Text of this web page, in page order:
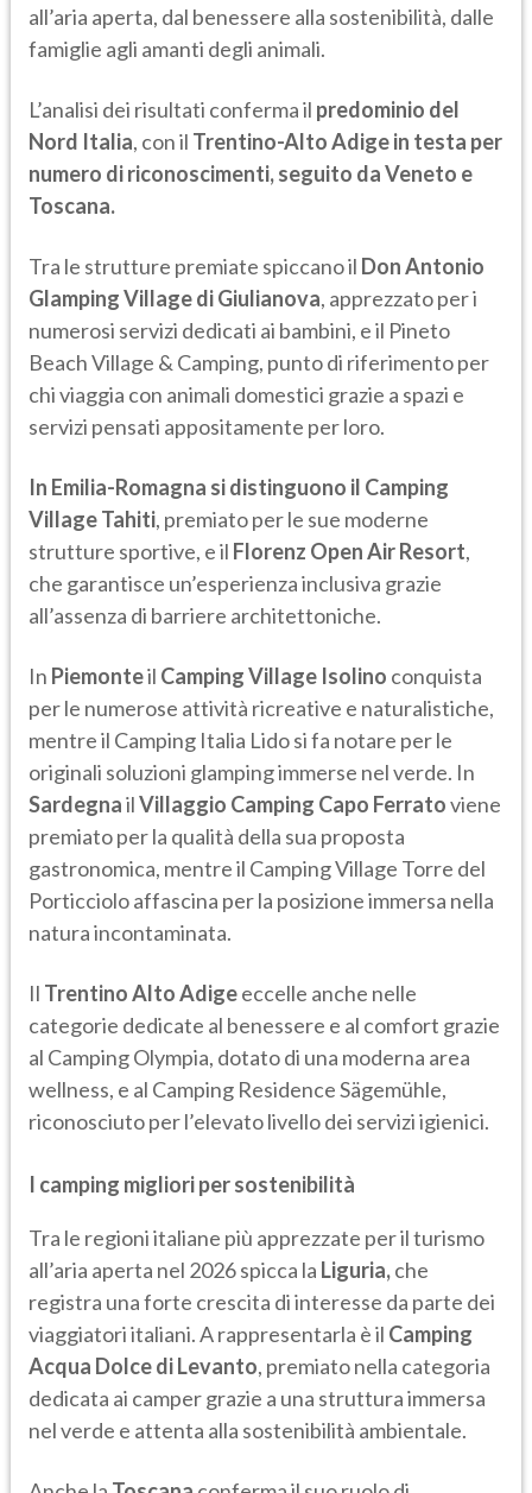
all’aria aperta, dal benessere alla sostenibilità, dalle
famiglie agli amanti degli animali.
L’analisi dei risultati conferma il predominio del
Nord Italia, con il Trentino-Alto Adige in testa per
numero di riconoscimenti, seguito da Veneto e
Toscana.
Tra le strutture premiate spiccano il Don Antonio
Glamping Village di Giulianova, apprezzato per i
numerosi servizi dedicati ai bambini, e il Pineto
Beach Village & Camping, punto di riferimento per
chi viaggia con animali domestici grazie a spazi e
servizi pensati appositamente per loro.
In Emilia-Romagna si distinguono il Camping
Village Tahiti, premiato per le sue moderne
strutture sportive, e il Florenz Open Air Resort,
che garantisce un’esperienza inclusiva grazie
all’assenza di barriere architettoniche.
In Piemonteil Camping Village Isolino conquista
per le numerose attività ricreative e naturalistiche,
mentre il Camping Italia Lido si fa notare per le
originali soluzioni glamping immerse nel verde. In
SardegnailVillaggio Camping Capo Ferratoviene
premiato per la qualità della sua proposta
gastronomica, mentre il Camping Village Torre del
Porticciolo affascina per la posizione immersa nella
natura incontaminata.
Il Trentino Alto Adigeeccelle anche nelle
categorie dedicate al benessere e al comfort grazie
al Camping Olympia, dotato di una moderna area
wellness, e al Camping Residence Sägemühle,
riconosciuto per l’elevato livello dei servizi igienici.
I camping migliori per sostenibilità
Tra le regioni italiane più apprezzate per il turismo
all’aria aperta nel 2026 spicca la Liguria,che
registra una forte crescita di interesse da parte dei
viaggiatori italiani. A rappresentarla è il Camping
Acqua Dolce di Levanto, premiato nella categoria
dedicata ai camper grazie a una struttura immersa
nel verde e attenta alla sostenibilità ambientale.